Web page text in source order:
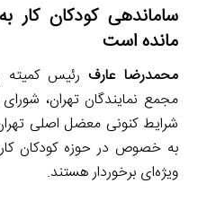
ساماندهی کودکان کار
مانده است
محمدرضا عارفرئیس کمیته
مجمع نمایندگان تهران،
شرایط کنونی معضل اصلی
به خصوص در حوزه کودکان
ویژه‌ای برخوردار هستند.